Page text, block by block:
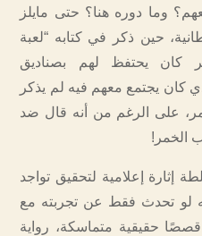
وما دوره هنا؟ حتى مايلز
حين ذكر في كتابه “لعبة
كان يحتفظ لهم بصناديق
كان يجتمع معهم فيه لم يذكر
على الرغم من أنه قال ضد
الخمر!
إعلامية لتحقيق تواجد
لو تحدث فقط عن تجربته مع
حقيقية متماسكة، رواية